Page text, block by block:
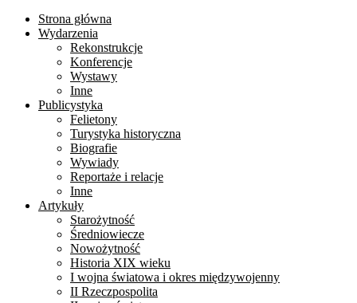
Strona główna
Wydarzenia
Rekonstrukcje
Konferencje
Wystawy
Inne
Publicystyka
Felietony
Turystyka historyczna
Biografie
Wywiady
Reportaże i relacje
Inne
Artykuły
Starożytność
Średniowiecze
Nowożytność
Historia XIX wieku
I wojna światowa i okres międzywojenny
II Rzeczpospolita